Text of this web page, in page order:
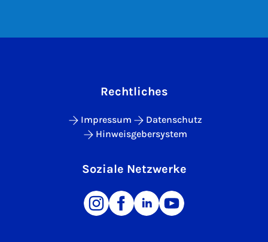
Rechtliches
Impressum
Datenschutz
Hinweisgebersystem
Soziale Netzwerke